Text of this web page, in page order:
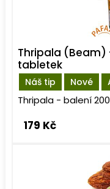
Náš tip Nové
Thripala (Beam)
tabletek
Thripala - balení
179 Kč